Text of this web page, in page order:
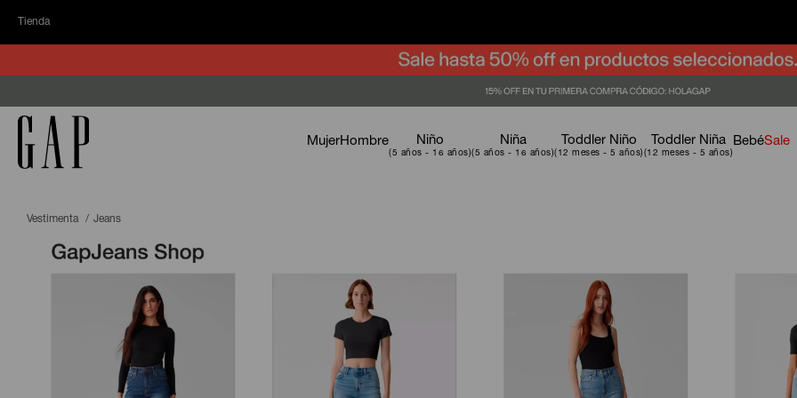
Tienda
MujerHombre Niño Niña Toddler Niño Toddler Niña BebéSale
Vestimenta Jeans